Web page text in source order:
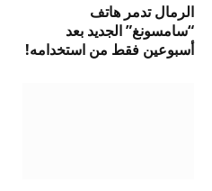
الرمال تدمر هاتف
“سامسونغ” الجديد بعد
أسبوعين فقط من استخدامه!